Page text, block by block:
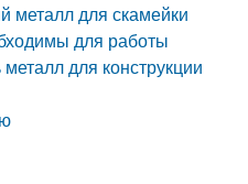
металл для скамейки
для работы
для конструкции